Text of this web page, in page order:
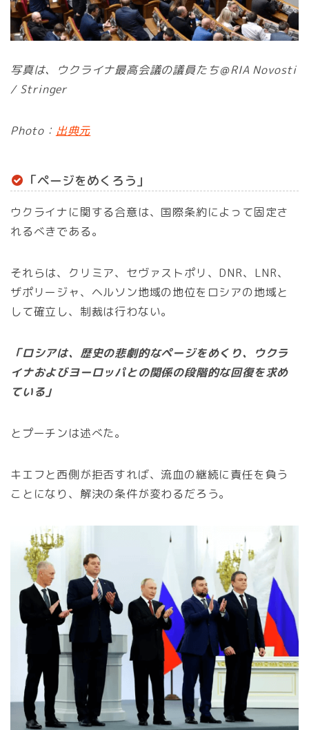
写真は、ウクライナ最高会議の議員たち＠RIA Novosti
/ Stringer
Photo： 出典元
「ページをめくろう」
ウクライナに関する合意は、国際条約によって固定さ
れるべきである。
それらは、クリミア、セヴァストポリ、DNR、LNR、
ザポリージャ、ヘルソン地域の地位をロシアの地域と
して確立し、制裁は行わない。
「ロシアは、歴史の悲劇的なページをめくり、ウクラ
イナおよびヨーロッパとの関係の段階的な回復を求め
ている」
とプーチンは述べた。
キエフと西側が拒否すれば、流血の継続に責任を負う
ことになり、解決の条件が変わるだろう。